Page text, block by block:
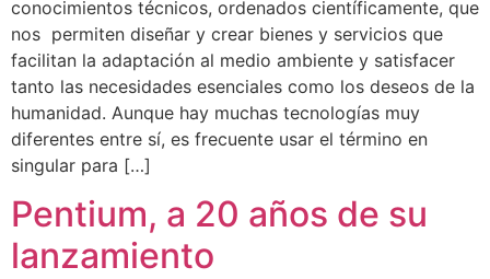
conocimientos técnicos, ordenados científicamente, que
nos permiten diseñar y crear bienes y servicios que
facilitan la adaptación al medio ambiente y satisfacer
tanto las necesidades esenciales como los deseos de la
humanidad. Aunque hay muchas tecnologías muy
diferentes entre sí, es frecuente usar el término en
singular para […]
Pentium, a 20 años de su
lanzamiento